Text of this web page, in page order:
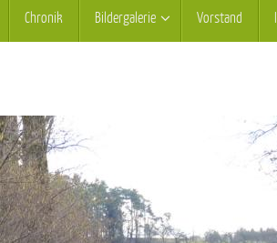
Chronik Bildergalerie Vorstand